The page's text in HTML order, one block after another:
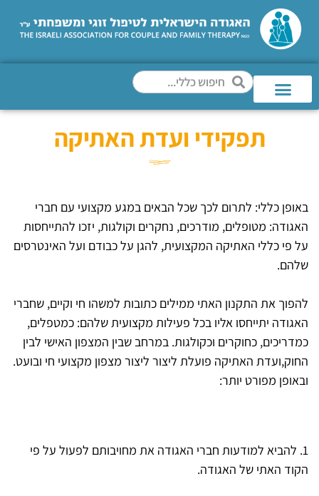
תפקידי ועדת האתיקה
באופן כללי: לתרום לכך שכל הבאים במגע מקצועי עם חברי
האגודה: מטופלים, מודרכים, נחקרים וקולגות, יזכו להתייחסות
על פי כללי האתיקה המקצועית, להגן על כבודם ועל האינטרסים
שלהם.
להפוך את התקנון האתי ממילים כתובות למשהו חי וקיים, שחברי
האגודה יתייחסו אליו בכל פעילות מקצועית שלהם: כמטפלים,
כמדריכים, כחוקרים וכקולגות. במרחב שבין המצפון האישי לבין
החוק,ועדת האתיקה פועלת ליצור ליצור מצפון מקצועי חי ובועט.
ובאופן מפורט יותר:
1. להביא למודעות חברי האגודה את מחויבותם לפעול על פי
הקוד האתי של האגודה.